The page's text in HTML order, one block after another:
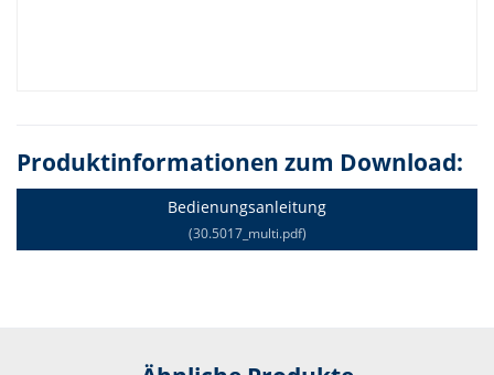
Produktinformationen zum Download:
Bedienungsanleitung
(30.5017_multi.pdf)